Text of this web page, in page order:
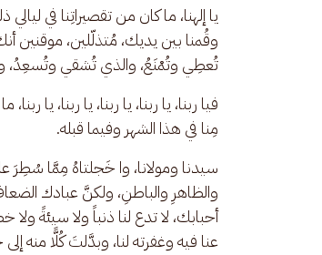
يا إلهنا، ما كان من تقصيراتِنا في
وقُمنا بين يديك، مُتذلّلين، موقنين
تُعطِي وتُمْنَعُ، والذي تُشقي وتُسعِدُ،
فيا ربنا، يا ربنا، يا ربنا، يا ربنا، يا
مِنا في هذا الشهر وفيما قبله.
سيدنا ومولانا، وا خَجلتاهُ مِمَّا سُطِرَ
والظاهرِ والباطنِ، ولكنَّ عبادك
أحبابك، لا تدع لنا ذنباً ولا سيئةً
عنا فيه وغفرته لنا، وبدَّلتَ كُلًّا منه